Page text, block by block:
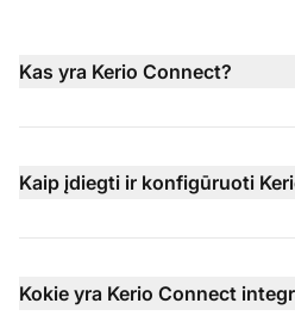
Kas yra Kerio Connect?
Kaip įdiegti ir konfigūruoti
Kokie yra Kerio Connect